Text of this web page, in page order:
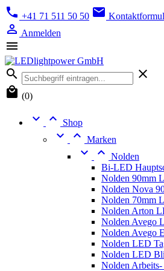
phone +41 71 511 50 50 mail
 Anmelden

search
clear
local_mall (0)
  Shop
  Marken
  Nolden
Bi-LED
Nolden 90mm
Nolden Nova
Nolden 70mm
Nolden Arton
Nolden Avego
Nolden Avego
Nolden LED
Nolden LED
Nolden